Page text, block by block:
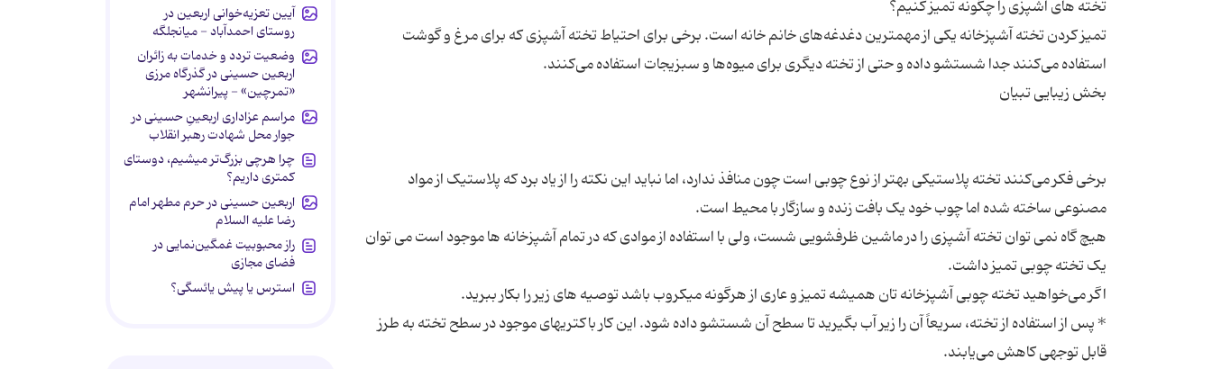
تمیز کردن تخته آشپزخانه یکی از مهمترین دغدغه‌های خانم خانه است. برخی برای احتیاط تخته آشپزی که برای مرغ و گوشت
برخی فکر می‌کنند تخته پلاستیکی بهتر از نوع چوبی است چون منافذ ندارد، اما نباید این نکته را از یاد برد که پلاستیک از مواد
هیچ ‮گاه نمی ‮توان تخته آشپزی را در ماشین ظرفشویی شست، ولی با استفاده از موادی که در تمام آشپزخانه‮ ها موجود است می ‌توان
* پس از استفاده از تخته، سریعاً آن را زیر آب بگیرید تا سطح آن شستشو داده شود. این کار باکتری‮های موجود در سطح تخته به طرز
آیین تعزیه‌خوانی اربعین در
روستای احمدآباد - میانجلگه
وضعیت تردد و خدمات به زائران
اربعین حسینی در گذرگاه مرزی
«تمرچین» - پیرانشهر
مراسم عزاداری اربعینِ حسینی در
جوار محل شهادت رهبر انقلاب
چرا هرچی بزرگ‌تر میشیم، دوستای
کمتری داریم؟
اربعین حسینی در حرم مطهر امام
رضا علیه السلام
راز محبوبیت غمگین‌نمایی در
فضای مجازی
استرس یا پیش یائسگی؟